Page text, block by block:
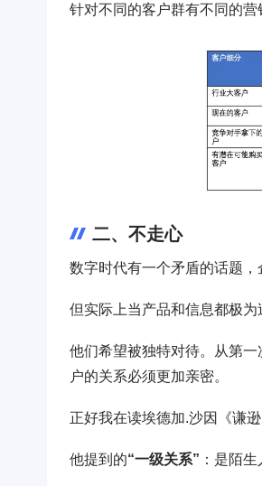
针对不同的客户群有不同的营
二、不走心
数字时代有一个矛盾的话题，
但实际上当产品和信息都极为
他们希望被独特对待。从第
户的关系必须更加亲密。
正好我在读埃德加.沙因《谦
他提到的“一级关系” ：是陌